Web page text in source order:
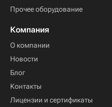
Прочее оборудование
Компания
О компании
Новости
Блог
Контакты
Лицензии и сертификаты